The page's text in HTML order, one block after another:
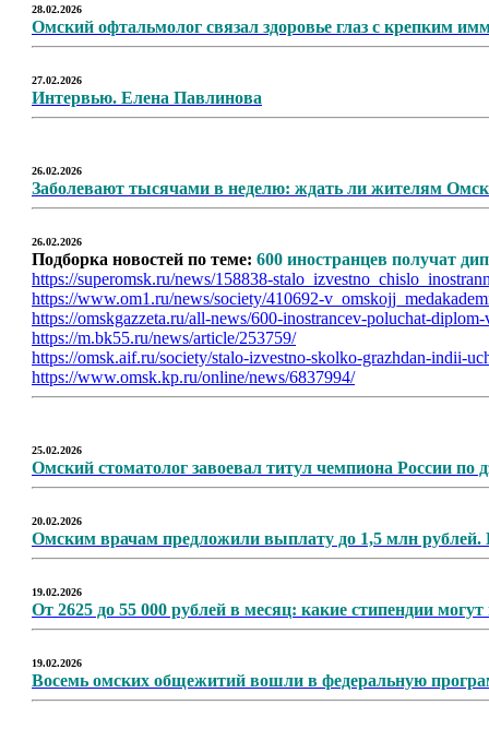
28.02.2026
Омский офтальмолог связал здоровье глаз с крепким
27.02.2026
Интервью. Елена Павлинова
26.02.2026
Заболевают тысячами в неделю: ждать ли жителям
26.02.2026
Подборка новостей по теме: 600 иностранцев получат
https://superomsk.ru/news/158838-
https://www.om1.ru/news/society/410692-
https://omskgazzeta.ru/all-news/600-inostrancev-poluchat-
https://m.bk55.ru/news/article/253759/
https://omsk.aif.ru/society/stalo-izvestno-skolko-grazhdan-indii-
https://www.omsk.kp.ru/online/news/6837994/
25.02.2026
Омский стоматолог завоевал титул чемпиона России по
20.02.2026
Омским врачам предложили выплату до 1,5 млн рублей.
19.02.2026
От 2625 до 55 000 рублей в месяц: какие стипендии
19.02.2026
Восемь омских общежитий вошли в федеральную